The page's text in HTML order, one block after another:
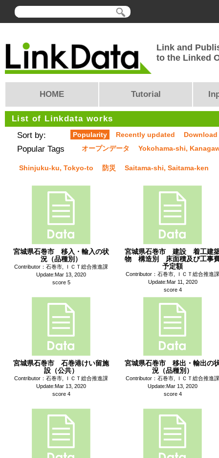
Link and
to the Linked
HOME Tutorial
List of Linkdata works
Sort by:
Popularity Recently updated
Popular Tags オープンデータ Yokohama-shi,
Shinjuku-ku, Tokyo-to 防災 Saitama-shi, Saitama-ken
宮城県石巻市 移入・輸入の状
況（品種別）
Contributor：石巻市, ＩＣＴ総合推進課
Update:Mar 13, 2020
score 5
宮城県石巻市 建設 着工建
物 構造別 床面積及び工事
予定額
Contributor：石巻市, ＩＣＴ総合推進課
Update:Mar 11, 2020
score 4
宮城県石巻市 石巻港けい留施
設（公共）
Contributor：石巻市, ＩＣＴ総合推進課
Update:Mar 13, 2020
score 4
宮城県石巻市 移出・輸出の
況（品種別）
Contributor：石巻市, ＩＣＴ総合推進課
Update:Mar 13, 2020
score 4